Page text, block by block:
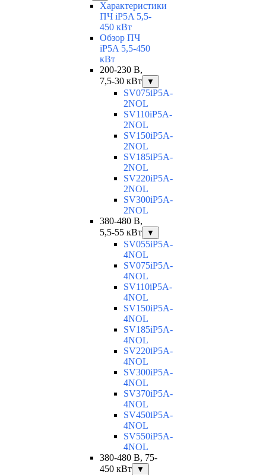
Характеристики
ПЧ iP5A 5,5-
450 кВт
Обзор ПЧ
iP5A 5,5-450
кВт
200-230 В,
7,5-30 кВт
▼
SV075iP5A-
2NOL
SV110iP5A-
2NOL
SV150iP5A-
2NOL
SV185iP5A-
2NOL
SV220iP5A-
2NOL
SV300iP5A-
2NOL
380-480 В,
5,5-55 кВт
▼
SV055iP5A-
4NOL
SV075iP5A-
4NOL
SV110iP5A-
4NOL
SV150iP5A-
4NOL
SV185iP5A-
4NOL
SV220iP5A-
4NOL
SV300iP5A-
4NOL
SV370iP5A-
4NOL
SV450iP5A-
4NOL
SV550iP5A-
4NOL
380-480 В, 75-
450 кВт
▼